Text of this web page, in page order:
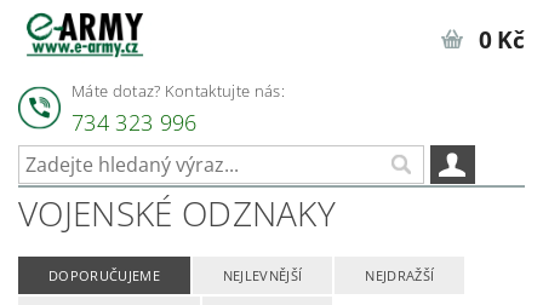
Máte dotaz? Kontaktujte nás:
734 323 996
0 Kč
VOJENSKÉ ODZNAKY
DOPORUČUJEME NEJLEVNĚJŠÍ NEJDRAŽŠÍ